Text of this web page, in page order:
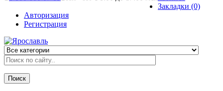
Закладки (0)
Авторизация
Регистрация
Поиск